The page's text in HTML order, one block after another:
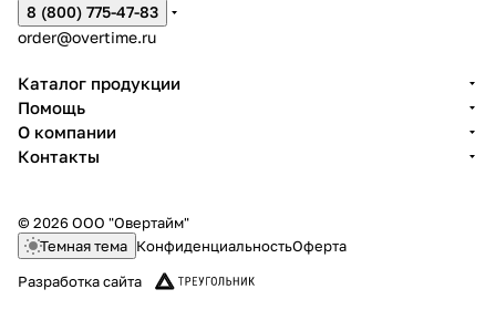
8 (800) 775-47-83
order@overtime.ru
Каталог продукции
Помощь
О компании
Контакты
© 2026 ООО "Овертайм"
Темная тема КонфиденциальностьОферта
Разработка сайта